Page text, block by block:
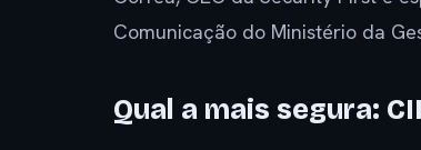
Comunicação do Ministério da
Qual a mais segura: